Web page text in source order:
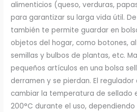
alimenticios (queso, verduras,
para garantizar su larga vida útil.
también te permite guardar en
objetos del hogar, como botones,
semillas y bulbos de plantas, etc.
pequeños artículos en una bolsa
derramen y se pierdan.El
cambiar la temperatura de sellado
200°C durante el uso,